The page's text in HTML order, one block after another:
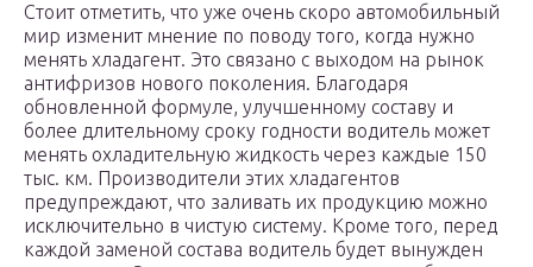
Стоит отметить, что уже очень скоро автомобильный
мир изменит мнение по поводу того, когда нужно
менять хладагент. Это связано с выходом на рынок
антифризов нового поколения. Благодаря
обновленной формуле, улучшенному составу и
более длительному сроку годности водитель может
менять охладительную жидкость через каждые 150
тыс. км. Производители этих хладагентов
предупреждают, что заливать их продукцию можно
исключительно в чистую систему. Кроме того, перед
каждой заменой состава водитель будет вынужден